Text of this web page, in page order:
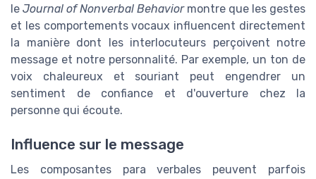
le Journal of Nonverbal Behaviormontre que les gestes
et les comportements vocaux influencent directement
la manière dont les interlocuteurs perçoivent notre
message et notre personnalité. Par exemple, un ton de
voix chaleureux et souriant peut engendrer un
sentiment de confiance et d'ouverture chez la
personne qui écoute.
Influence sur le message
Les composantes para verbales peuvent parfois